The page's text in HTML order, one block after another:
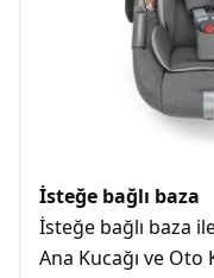
İsteğe bağlı baza
İsteğe bağlı baza
Ana Kucağı ve Oto